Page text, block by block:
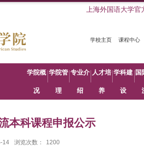
上海外国语大学官
学校主页 课程中心
学院概
况
学院管
理
专业介
绍
人才培
养
学科建
设
国
本科课程申报公示
14 浏览次数： 1200